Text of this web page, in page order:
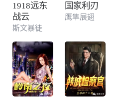
1918远东
战云
斯文暴徒
国家利刃
鹰隼展翅